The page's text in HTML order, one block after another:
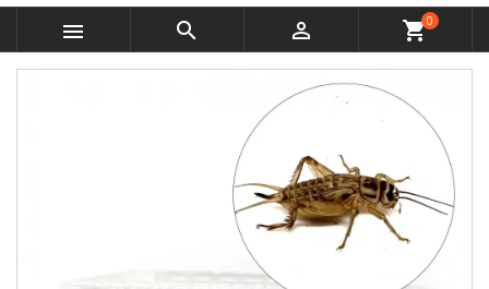
   shopping_cart0